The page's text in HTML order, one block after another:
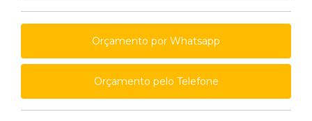
Orçamento por Whatsapp
Orçamento pelo Telefone